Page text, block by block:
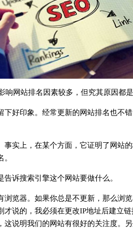
响网站排名因素较多，但究其原因都
好印象。经常更新的网站排名也不
实上，在某个方面，它证明了网站
诉搜索引擎这个网站要做什么。
浏览器。如果你总是不更新，那么浏
说的，我必须在更改IP地址后建立
说明我们的网站有很好的关注度。